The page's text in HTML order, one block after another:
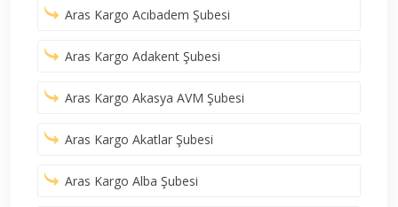
Aras Kargo Acıbadem Şubesi
Aras Kargo Adakent Şubesi
Aras Kargo Akasya AVM Şubesi
Aras Kargo Akatlar Şubesi
Aras Kargo Alba Şubesi